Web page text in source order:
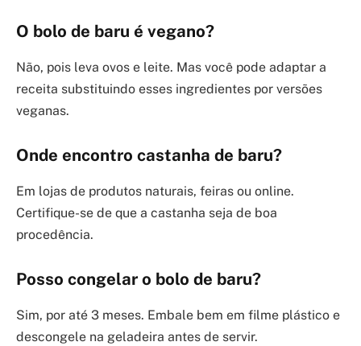
O bolo de baru é vegano?
Não, pois leva ovos e leite. Mas você pode adaptar a
receita substituindo esses ingredientes por versões
veganas.
Onde encontro castanha de baru?
Em lojas de produtos naturais, feiras ou online.
Certifique-se de que a castanha seja de boa
procedência.
Posso congelar o bolo de baru?
Sim, por até 3 meses. Embale bem em filme plástico e
descongele na geladeira antes de servir.